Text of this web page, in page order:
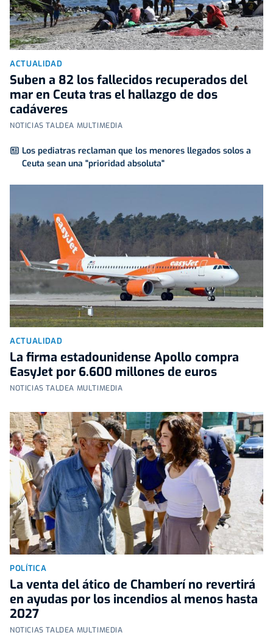
ACTUALIDAD
Suben a 82 los fallecidos recuperados del
mar en Ceuta tras el hallazgo de dos
cadáveres
NOTICIAS TALDEA MULTIMEDIA
Los pediatras reclaman que los menores llegados solos a
Ceuta sean una "prioridad absoluta"
ACTUALIDAD
La firma estadounidense Apollo compra
EasyJet por 6.600 millones de euros
NOTICIAS TALDEA MULTIMEDIA
POLÍTICA
La venta del ático de Chamberí no revertirá
en ayudas por los incendios al menos hasta
2027
NOTICIAS TALDEA MULTIMEDIA